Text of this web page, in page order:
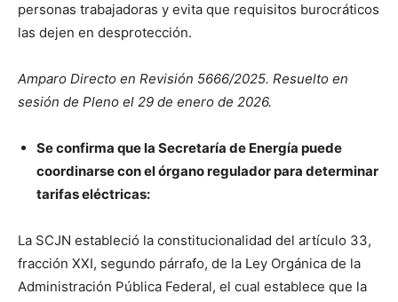
personas trabajadoras y evita que requisitos burocráticos
las dejen en desprotección.
Amparo Directo en Revisión 5666/2025. Resuelto en
sesión de Pleno el 29 de enero de 2026.
Se confirma que la Secretaría de Energía puede
coordinarse con el órgano regulador para determinar
tarifas eléctricas:
La SCJN estableció la constitucionalidad del artículo 33,
fracción XXI, segundo párrafo, de la Ley Orgánica de la
Administración Pública Federal, el cual establece que la